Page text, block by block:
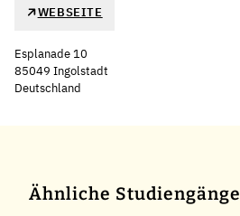
WEBSEITE
Esplanade 10
85049 Ingolstadt
Deutschland
Ähnliche Studiengänge